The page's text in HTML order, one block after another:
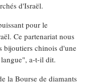
d'Israël.
pour le
Ce partenariat nous
bijoutiers chinois d'une
a-t-il dit.
la Bourse de diamants